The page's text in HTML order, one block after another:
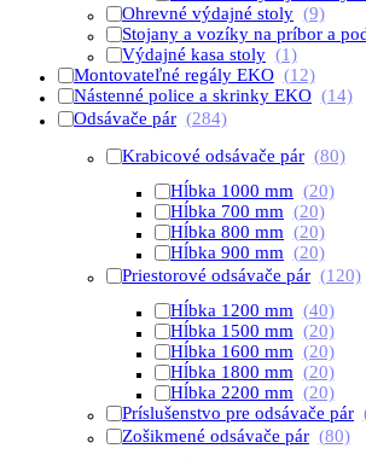
Ohrevné výdajné stoly (9)
Stojany a vozíky na príbor a
Výdajné kasa stoly (1)
Montovateľné regály EKO (12)
Nástenné police a skrinky EKO (14)
Odsávače pár (284)
Krabicové odsávače pár (80)
Hĺbka 1000 mm (20)
Hĺbka 700 mm (20)
Hĺbka 800 mm (20)
Hĺbka 900 mm (20)
Priestorové odsávače pár (120)
Hĺbka 1200 mm (40)
Hĺbka 1500 mm (20)
Hĺbka 1600 mm (20)
Hĺbka 1800 mm (20)
Hĺbka 2200 mm (20)
Príslušenstvo pre odsávače pár
Zošikmené odsávače pár (80)